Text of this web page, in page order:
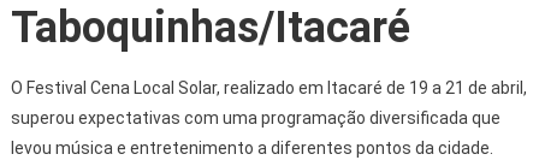
Taboquinhas/Itacaré
O Festival Cena Local Solar, realizado em Itacaré de 19 a 21 de abril,
superou expectativas com uma programação diversificada que
levou música e entretenimento a diferentes pontos da cidade.